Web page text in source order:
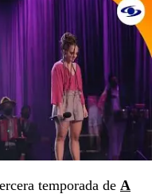
temporada de A